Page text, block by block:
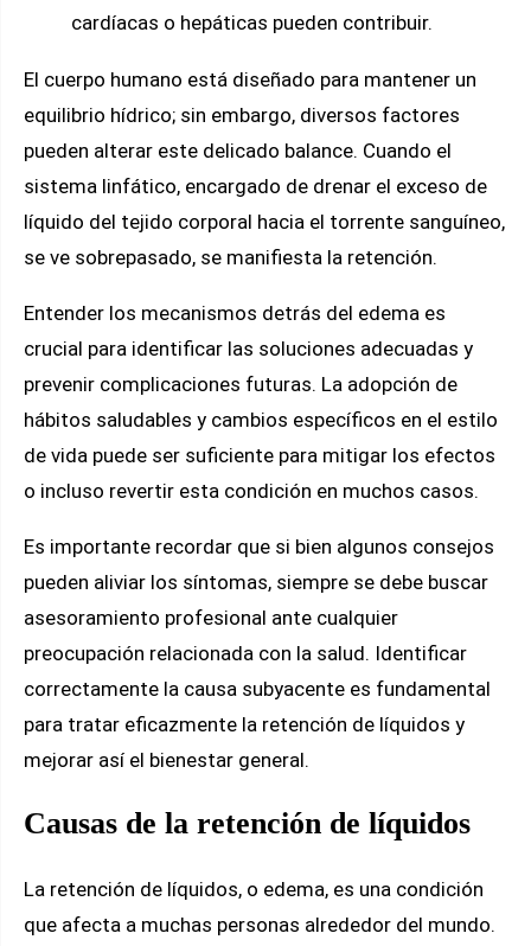
cardíacas o hepáticas pueden contribuir.
El cuerpo humano está diseñado para mantener un
equilibrio hídrico; sin embargo, diversos factores
pueden alterar este delicado balance. Cuando el
sistema linfático, encargado de drenar el exceso de
líquido del tejido corporal hacia el torrente sanguíneo,
se ve sobrepasado, se manifiesta la retención.
Entender los mecanismos detrás del edema es
crucial para identificar las soluciones adecuadas y
prevenir complicaciones futuras. La adopción de
hábitos saludables y cambios específicos en el estilo
de vida puede ser suficiente para mitigar los efectos
o incluso revertir esta condición en muchos casos.
Es importante recordar que si bien algunos consejos
pueden aliviar los síntomas, siempre se debe buscar
asesoramiento profesional ante cualquier
preocupación relacionada con la salud. Identificar
correctamente la causa subyacente es fundamental
para tratar eficazmente la retención de líquidos y
mejorar así el bienestar general.
Causas de la retención de líquidos
La retención de líquidos, o edema, es una condición
que afecta a muchas personas alrededor del mundo.